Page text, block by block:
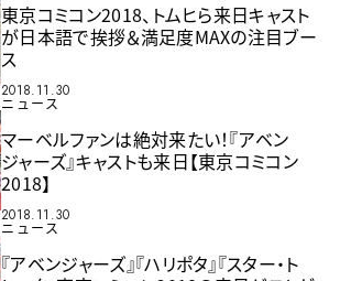
東京コミコン2018、トムヒら来日キャスト
が日本語で挨拶＆満足度MAXの注目ブー
ス
2018.11.30
ニュース
マーベルファンは絶対来たい！『アベン
ジャーズ』キャストも来日【東京コミコン
2018】
2018.11.30
ニュース
『アベンジャーズ』『ハリポタ』『スター・ト